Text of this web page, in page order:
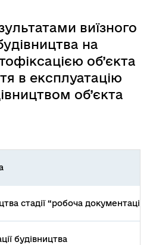
виїзного
на
об’єкта
в експлуатацію
об’єкта
стадії “робоча
будівництва